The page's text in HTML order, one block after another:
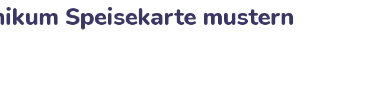
Speisekarte mustern